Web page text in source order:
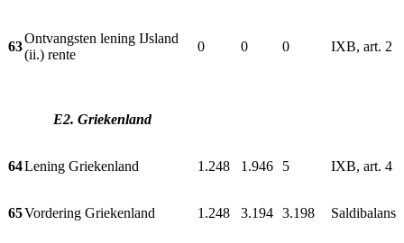
63
Ontvangsten lening IJsland
(ii.) rente
0 0 0 IXB, art. 2
E2. Griekenland
64Lening Griekenland 1.248 1.946 5 IXB, art. 4
65Vordering Griekenland 1.248 3.194 3.198 Saldibalans